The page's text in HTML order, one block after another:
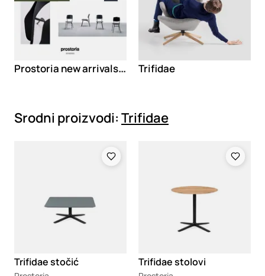
Prostoria new arrivals '19 Trifidae
Srodni proizvodi: Trifidae
Trifidae stočić Trifidae stolovi